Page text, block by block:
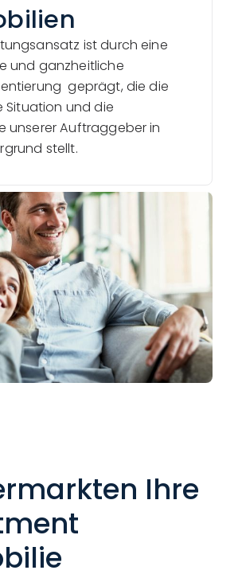
ist durch eine
und ganzheitliche
geprägt, die die
Situation und die
unserer Auftraggeber in
stellt.
Ihre